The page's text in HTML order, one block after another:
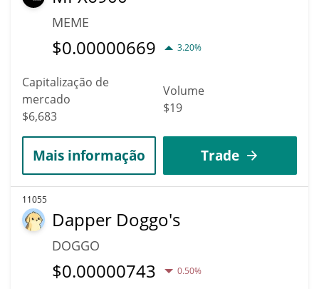
MEME
$0.00000669 3.20%
Capitalização de
mercado
$6,683
Volume
$19
Mais informação Trade
11055
Dapper Doggo's
DOGGO
$0.00000743 0.50%